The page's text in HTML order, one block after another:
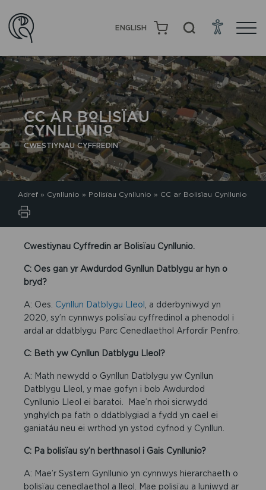
ENGLISH
CC AR BOLISÏAU
CYNLLUNIO
CWESTIYNAU CYFFREDIN
Adref » Cynllunio » Polisïau Cynllunio » CC ar Bolisïau Cynllunio
Cwestiynau Cyffredin ar Bolisïau Cynllunio.
C: Oes gan yr Awdurdod Gynllun Datblygu ar hyn o
bryd?
A: Oes. Cynllun Datblygu Lleol
, a dderbyniwyd yn
2020, sy’n cynnwys polisïau cyffredinol a phenodol i
ardal ar ddatblygu Parc Cenedlaethol Arfordir Penfro.
C: Beth yw Cynllun Datblygu Lleol?
A: Math newydd o Gynllun Datblygu yw Cynllun
Datblygu Lleol, y mae gofyn i bob Awdurdod
Cynllunio Lleol ei baratoi. Mae’n rhoi sicrwydd
ynghylch pa fath o ddatblygiad a fydd yn cael ei
ganiatáu neu ei wrthod yn ystod cyfnod y Cynllun.
C: Pa bolisïau sy’n berthnasol i Gais Cynllunio?
A: Mae’r System Gynllunio yn cynnwys hierarchaeth o
bolisïau cenedlaethol a lleol. Mae polisïau a luniwyd ar